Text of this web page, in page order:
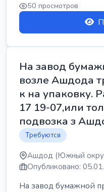
50 просмотров
На завод
возле Ашдода
к на упаковку.
17 19-07,или
подвозка з
Требуются
Ашдод (Южный
Опубликовано:
На завод бумажной